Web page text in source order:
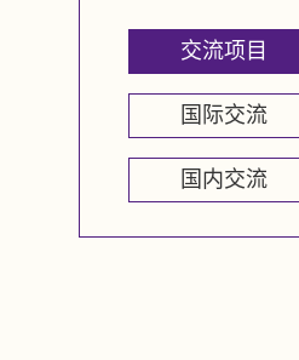
交流项目
国际交流
国内交流